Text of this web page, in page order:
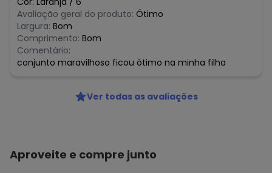
Avaliação geral do produto: Ótimo
Largura: Bom
Comprimento: Bom
Comentário:
conjunto maravilhoso ficou ótimo na minha filha
Ver todas as avaliações
Aproveite e compre junto